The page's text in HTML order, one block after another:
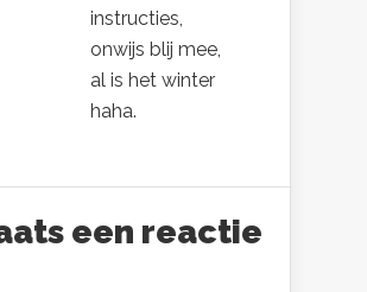
instructies,
onwijs blij mee,
al is het winter
haha.
een reactie